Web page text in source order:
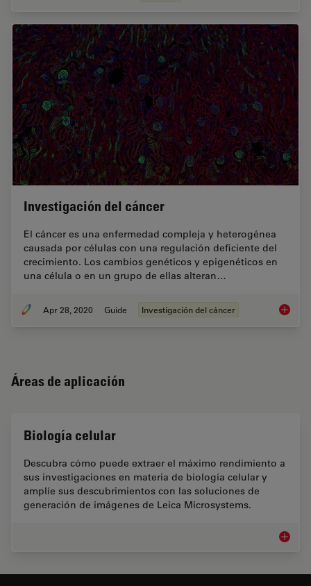
Investigación del cáncer
El cáncer es una enfermedad compleja y heterogénea
causada por células con una regulación deficiente del
crecimiento. Los cambios genéticos y epigenéticos en
una célula o en un grupo de ellas alteran…
Apr 28, 2020 Guide Investigación del cáncer
Áreas de aplicación
Biología celular
Descubra cómo puede extraer el máximo rendimiento a
sus investigaciones en materia de biología celular y
amplíe sus descubrimientos con las soluciones de
generación de imágenes de Leica Microsystems.